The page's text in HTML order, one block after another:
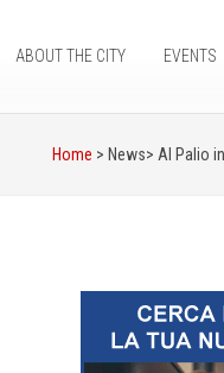
ABOUT THE CITY EVENTS
Home > News> Al Palio